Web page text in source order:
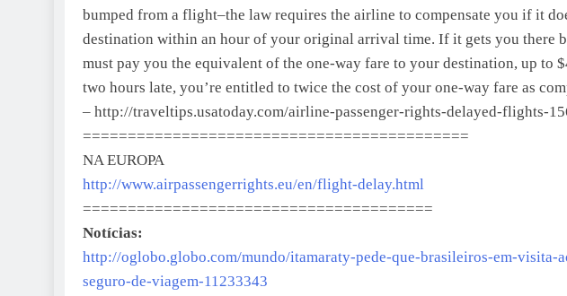
bumped from a flight–the law requires the airline to compensate you if it
destination within an hour of your original arrival time. If it gets you there
must pay you the equivalent of the one-way fare to your destination, up to
two hours late, you’re entitled to twice the cost of your one-way fare as
– http://traveltips.usatoday.com/airline-passenger-rights-delayed-flights-
===========================================
NA EUROPA
http://www.airpassengerrights.eu/en/flight-delay.html
=======================================
Notícias:
http://oglobo.globo.com/mundo/itamaraty-pede-que-brasileiros-em-visita-
seguro-de-viagem-11233343